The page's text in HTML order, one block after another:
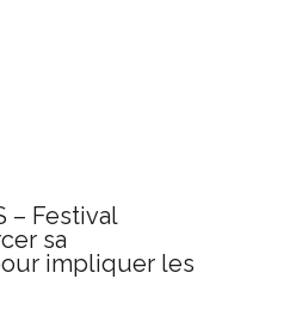
– Festival
sa
impliquer les